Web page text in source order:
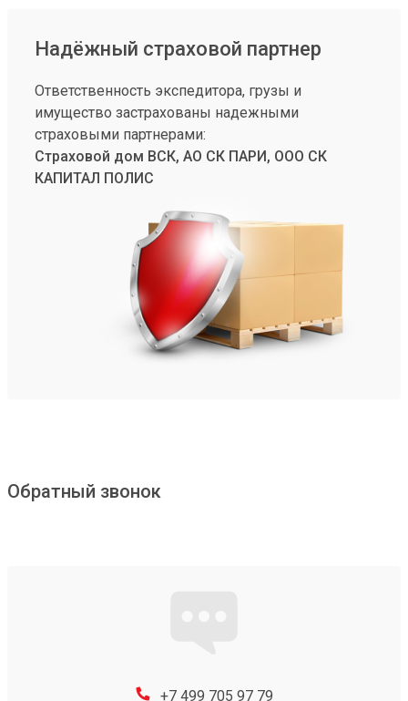
Надёжный страховой партнер
Ответственность экспедитора, грузы и
имущество застрахованы надежными
страховыми партнерами:
Страховой дом ВСК, АО СК ПАРИ, ООО СК
КАПИТАЛ ПОЛИС
Обратный звонок
+7 499 705 97 79